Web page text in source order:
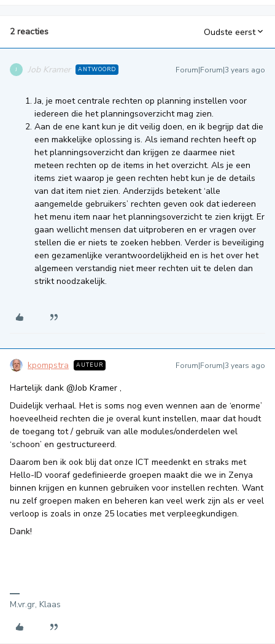
2 reacties Oudste eerst
J Job Kramer ANTWOORD Forum|Forum|3 years ago
Ja, je moet centrale rechten op planning instellen voor
iedereen die het planningsoverzicht mag zien.
Aan de ene kant kun je dit veilig doen, en ik begrijp dat die
een makkelijke oplossing is. Als iemand rechten heeft op
het planningsoverzicht dan krijgen ze daarmee niet
meteen rechten op de items in het overzicht. Als je een
items ziet waarop je geen rechten hebt kun je de details
van dat item niet zien. Anderzijds betekent ‘alle
aangemelde gebruikers’ rechten geven ook dat iedereen
het menu item naar het planningsoverzicht te zien krijgt. Er
gaan wellicht mensen dat uitproberen en er vragen over
stellen die er niets te zoeken hebben. Verder is beveiliging
een gezamenlijke verantwoordelijkheid en is het over het
algemeen verstandig niet meer rechten uit te delen dan
strikt noodzakelijk.
kpompstra AUTEUR Forum|Forum|3 years ago
Hartelijk dank @Job Kramer ,
Duidelijk verhaal. Het is soms nog even wennen aan de ‘enorme’
hoeveelheid rechten die je overal kunt instellen, maar dat houdt
de toegang tot / gebruik van alle modules/onderdelen wel
‘schoon’ en gestructureerd.
Daarom ben ik ook blij dat onze ICT meedenkt en straks met
Hello-ID vooraf gedefinieerde groepen maakt die we in Zenya
binnen krijgen en kunnen gebruiken voor instellen rechten. Want
nu zelf groepen maken en beheren kan veel werk zijn als er veel
verloop is zoals in onze 25 locaties met verpleegkundigen.
Dank!
M.vr.gr, Klaas